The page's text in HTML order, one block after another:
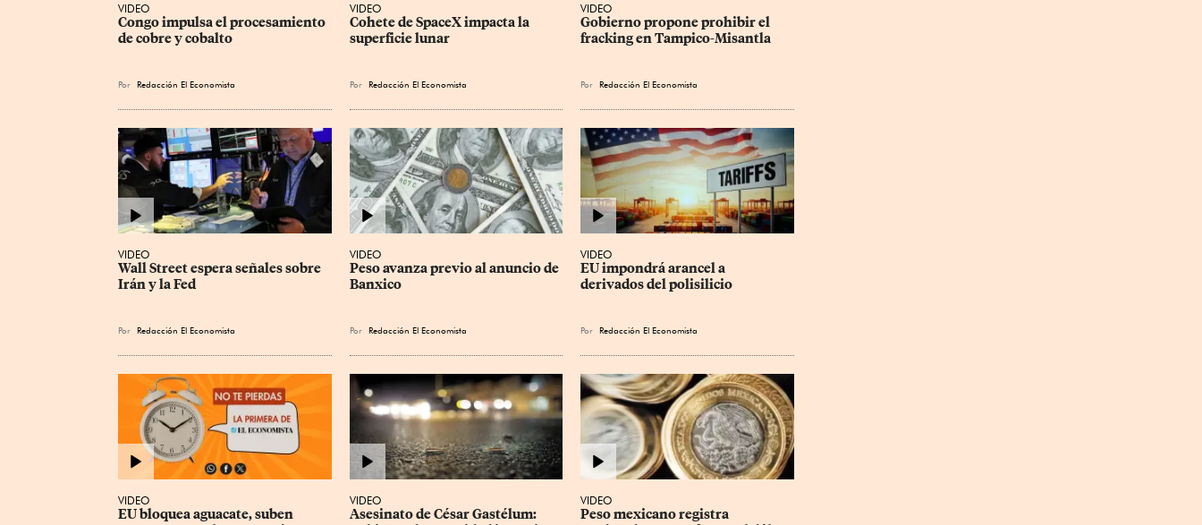
VIDEO
Congo impulsa el procesamiento
de cobre y cobalto
Por Redacción El Economista
VIDEO
Cohete de SpaceX impacta la
superficie lunar
Por Redacción El Economista
VIDEO
Gobierno propone prohibir el
fracking en Tampico-Misantla
Por Redacción El Economista
VIDEO
Wall Street espera señales sobre
Irán y la Fed
Por Redacción El Economista
VIDEO
Peso avanza previo al anuncio de
Banxico
Por Redacción El Economista
VIDEO
EU impondrá arancel a
derivados del polisilicio
Por Redacción El Economista
VIDEO
EU bloquea aguacate, suben
VIDEO
Asesinato de César Gastélum:
VIDEO
Peso mexicano registra